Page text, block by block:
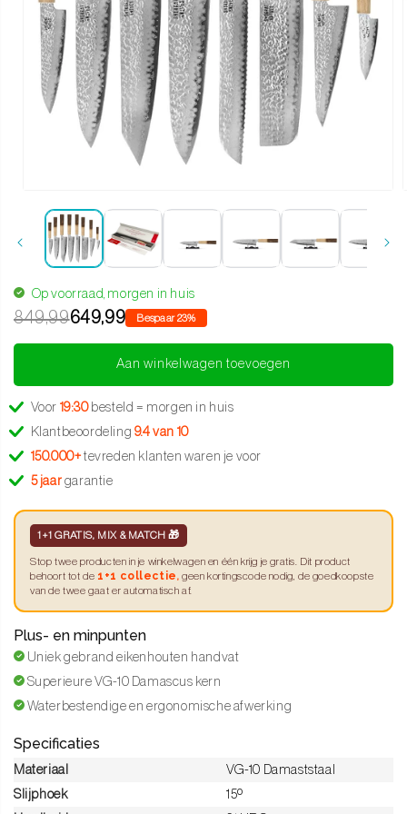
Op voorraad, morgen in huis
849,99649,99 Bespaar 23%
Aan winkelwagen toevoegen
Voor 19:30besteld = morgen in huis
Klantbeoordeling 9.4 van 10
150.000+tevreden klanten waren je voor
5 jaar garantie
1+1 GRATIS, MIX & MATCH 🎁
Stop twee producten in je winkelwagen en één krijg je gratis. Dit product
behoort tot de 1+1 collectie, geen kortingscode nodig, de goedkoopste
van de twee gaat er automatisch af.
Plus- en minpunten
Uniek gebrand eikenhouten handvat
Superieure VG-10 Damascus kern
Waterbestendige en ergonomische afwerking
Specificaties
Materiaal
VG-10 Damaststaal
Slijphoek
15º